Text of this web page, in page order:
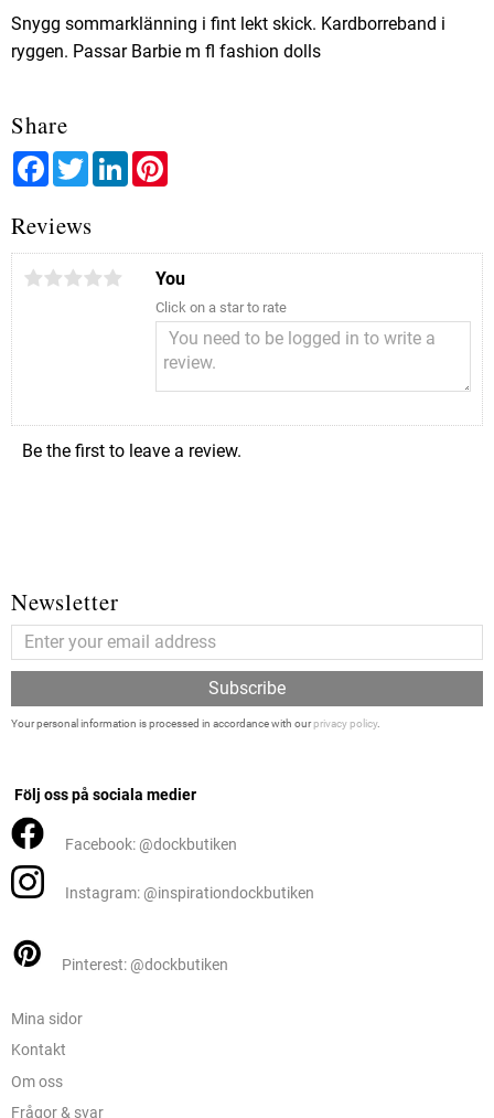
Snygg sommarklänning i fint lekt skick. Kardborreband i
ryggen. Passar Barbie m fl fashion dolls
Share
FacebookTwitterLinkedIn
Reviews
You
Click on a star to rate
Be the first to leave a review.
Newsletter
Subscribe
Your personal information is processed in accordance with ourprivacy policy.
Följ oss på sociala medier
Facebook: @dockbutiken
Instagram: @inspirationdockbutiken
Pinterest: @dockbutiken
Mina sidor
Kontakt
Om oss
Frågor & svar